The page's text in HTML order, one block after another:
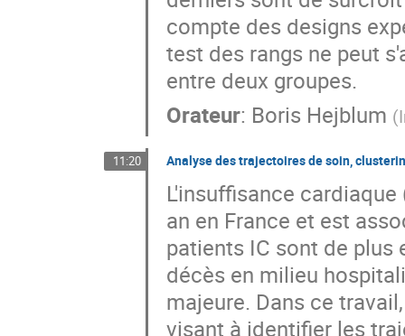
compte des designs
test des rangs ne peut
entre deux groupes.
Orateur: Boris Hejblum (
11:20 Analyse des trajectoires de soin,
L'insuffisance
an en France et est
patients IC sont de plus
décès en milieu
majeure. Dans ce
visant à identifier les